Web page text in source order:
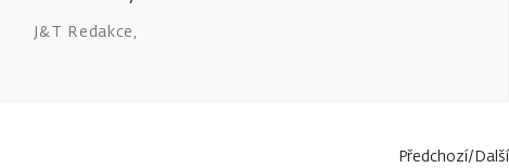
J&T Redakce,
Předchozí/Další